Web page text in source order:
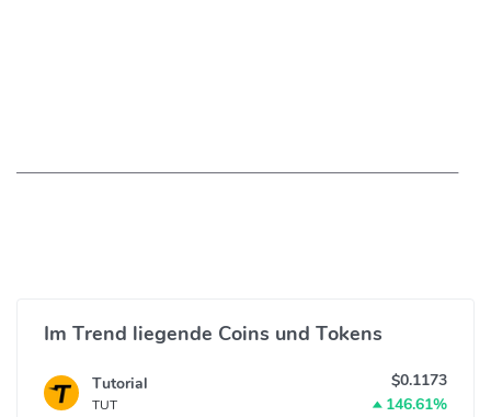
Im Trend liegende Coins und Tokens
Tutorial
TUT
$0.1173
146.61%